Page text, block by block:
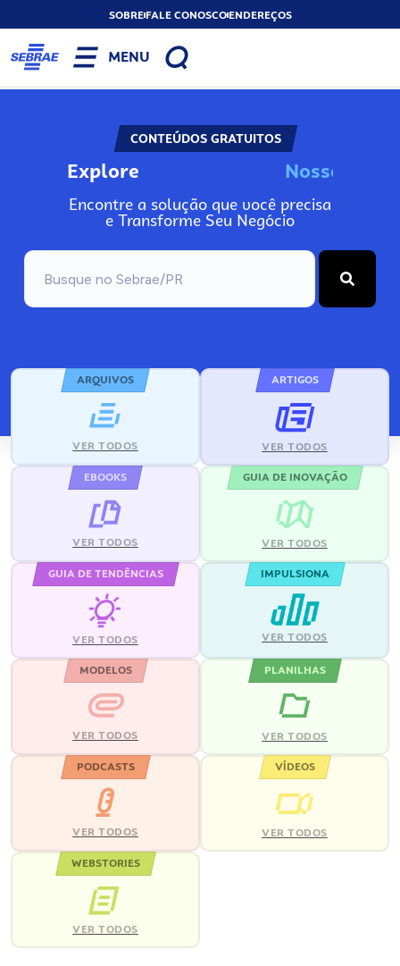
SOBREFALE CONOSCOENDEREÇOS
MENU
CONTEÚDOS GRATUITOS
Explore Noss
Encontre a solução que você precisa
e Transforme Seu Negócio
ARQUIVOS
VER TODOS
ARTIGOS
VER TODOS
EBOOKS
VER TODOS
GUIA DE INOVAÇÃO
VER TODOS
GUIA DE TENDÊNCIAS
VER TODOS
IMPULSIONA
VER TODOS
MODELOS
VER TODOS
PLANILHAS
VER TODOS
PODCASTS
VER TODOS
VÍDEOS
VER TODOS
WEBSTORIES
VER TODOS